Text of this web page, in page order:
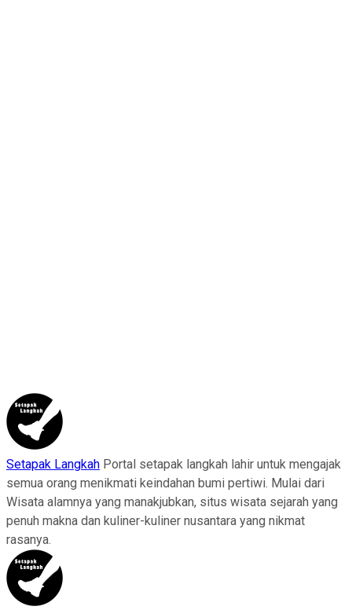
Setapak Langkah Portal setapak langkah lahir untuk mengajak
semua orang menikmati keindahan bumi pertiwi. Mulai dari
Wisata alamnya yang manakjubkan, situs wisata sejarah yang
penuh makna dan kuliner-kuliner nusantara yang nikmat
rasanya.